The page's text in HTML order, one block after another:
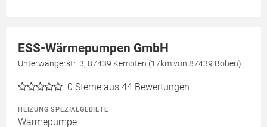
ESS-Wärmepumpen GmbH
Unterwangerstr. 3, 87439 Kempten (17km von 87439 Böhen)
0 Sterne aus 44 Bewertungen
HEIZUNG SPEZIALGEBIETE
Wärmepumpe